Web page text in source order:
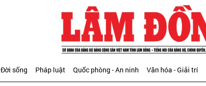
Đời sống Pháp luật Quốc phòng - An ninh Văn hóa - Giải trí